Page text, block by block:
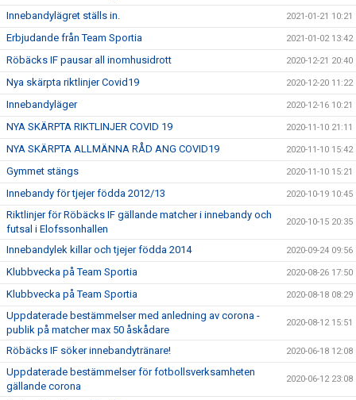
Innebandylägret ställs in. 2021-01-21 10:21
Erbjudande från Team Sportia 2021-01-02 13:42
Röbäcks IF pausar all inomhusidrott 2020-12-21 20:40
Nya skärpta riktlinjer Covid19 2020-12-20 11:22
Innebandyläger 2020-12-16 10:21
NYA SKÄRPTA RIKTLINJER COVID 19 2020-11-10 21:11
NYA SKÄRPTA ALLMÄNNA RÅD ANG COVID19 2020-11-10 15:42
Gymmet stängs 2020-11-10 15:21
Innebandy för tjejer födda 2012/13 2020-10-19 10:45
Riktlinjer för Röbäcks IF gällande matcher i innebandy och
futsal i Elofssonhallen
2020-10-15 20:35
Innebandylek killar och tjejer födda 2014 2020-09-24 09:56
Klubbvecka på Team Sportia 2020-08-26 17:50
Klubbvecka på Team Sportia 2020-08-18 08:29
Uppdaterade bestämmelser med anledning av corona -
publik på matcher max 50 åskådare
2020-08-12 15:51
Röbäcks IF söker innebandytränare! 2020-06-18 12:08
Uppdaterade bestämmelser för fotbollsverksamheten
gällande corona
2020-06-12 23:08